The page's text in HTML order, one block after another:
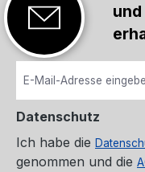
Datenschutz
Ich habe die
genommen und die